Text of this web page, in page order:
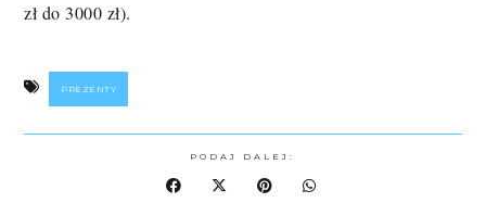
zł do 3000 zł).
PREZENTY
PODAJ DALEJ: